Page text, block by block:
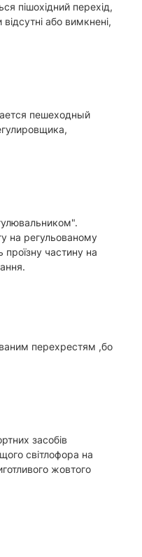
пішохідний перехід,
або вимкнені,
пешеходный
на регульованому
проїзну частину на
перехрестям ,бо
засобів
світлофора на
жовтого